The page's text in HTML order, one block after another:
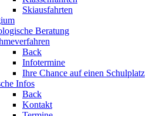
Skiausfahrten
Beratung
Back
Infotermine
Ihre Chance auf einen Schulplatz
Infos
Back
Kontakt